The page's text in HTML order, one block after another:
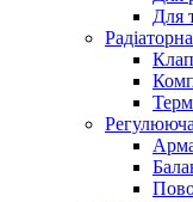
Для